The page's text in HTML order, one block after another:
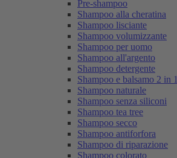
Pre-shampoo
Shampoo alla cheratina
Shampoo lisciante
Shampoo volumizzante
Shampoo per uomo
Shampoo all'argento
Shampoo detergente
Shampoo e balsamo 2 in 1
Shampoo naturale
Shampoo senza siliconi
Shampoo tea tree
Shampoo secco
Shampoo antiforfora
Shampoo di riparazione
Shampoo colorato